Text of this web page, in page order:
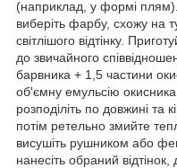
(наприклад, у формі
виберіть фарбу, схожу на
світлішого відтінку.
до звичайного
барвника + 1,5 частини
об'ємну емульсію окисника.
розподіліть по довжині та
потім ретельно змийте
висушіть рушником або
нанесіть обраний